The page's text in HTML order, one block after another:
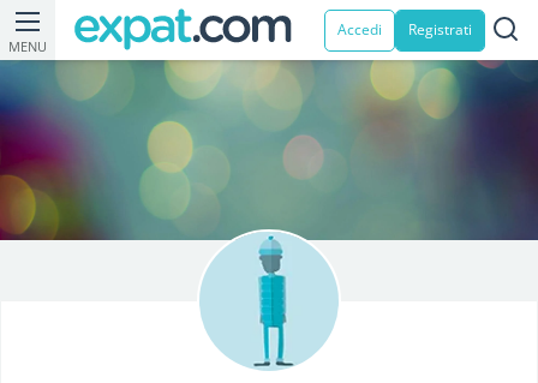
MENU
Accedi Registrati